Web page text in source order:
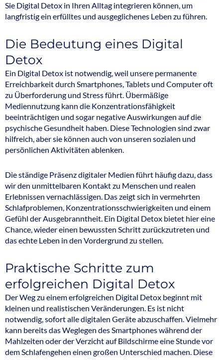
Sie Digital Detox in Ihren Alltag integrieren können, um
langfristig ein erfülltes und ausgeglichenes Leben zu führen.
Die Bedeutung eines Digital
Detox
Ein Digital Detox ist notwendig, weil unsere permanente
Erreichbarkeit durch Smartphones, Tablets und Computer oft
zu Überforderung und Stress führt. Übermäßige
Mediennutzung kann die Konzentrationsfähigkeit
beeinträchtigen und sogar negative Auswirkungen auf die
psychische Gesundheit haben. Diese Technologien sind zwar
hilfreich, aber sie können auch von unseren sozialen und
persönlichen Aktivitäten ablenken.
Die ständige Präsenz digitaler Medien führt häufig dazu, dass
wir den unmittelbaren Kontakt zu Menschen und realen
Erlebnissen vernachlässigen. Das zeigt sich in vermehrten
Schlafproblemen, Konzentrationsschwierigkeiten und einem
Gefühl der Ausgebranntheit. Ein Digital Detox bietet hier eine
Chance, wieder einen bewussten Schritt zurückzutreten und
das echte Leben in den Vordergrund zu stellen.
Praktische Schritte zum
erfolgreichen Digital Detox
Der Weg zu einem erfolgreichen Digital Detox beginnt mit
kleinen und realistischen Veränderungen. Es ist nicht
notwendig, sofort alle digitalen Geräte abzuschaffen. Vielmehr
kann bereits das Weglegen des Smartphones während der
Mahlzeiten oder der Verzicht auf Bildschirme eine Stunde vor
dem Schlafengehen einen großen Unterschied machen. Diese